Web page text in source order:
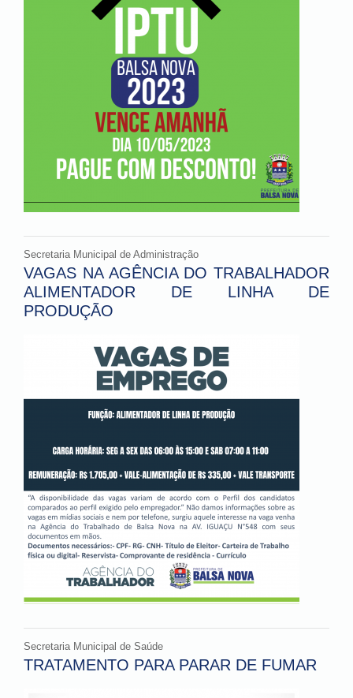
Secretaria Municipal de Administração
VAGAS NA AGÊNCIA DO TRABALHADOR
ALIMENTADOR DE LINHA DE
PRODUÇÃO
Secretaria Municipal de Saúde
TRATAMENTO PARA PARAR DE FUMAR